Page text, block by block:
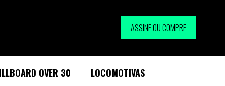
ASSINE OU COMPRE
OVER 30 LOCOMOTIVAS